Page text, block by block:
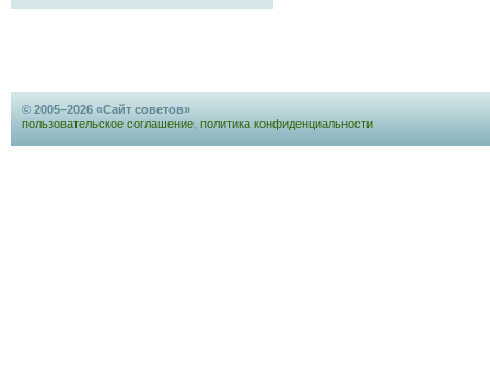
© 2005–2026 «Сайт советов»
пользовательское соглашение политика конфиденциальности